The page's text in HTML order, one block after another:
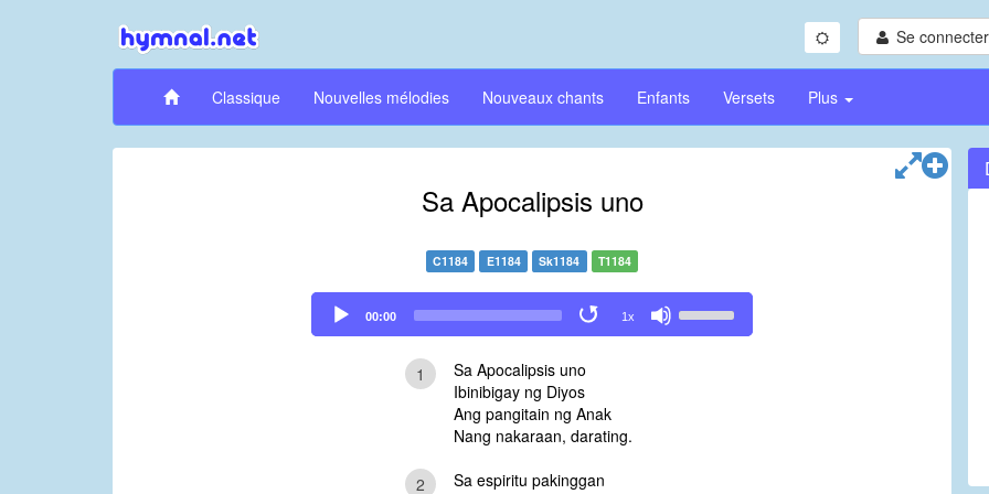
Se
Classique Nouvelles mélodies Nouveaux chants Enfants Versets Plus
Sa Apocalipsis uno
C1184 E1184 Sk1184 T1184
Audio
Player
00:00 1x
Up/Down
1
Sa Apocalipsis uno
Ibinibigay ng Diyos
Ang pangitain ng Anak
Nang nakaraan, darating.
2
Sa espiritu pakinggan